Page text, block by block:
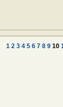
1 2 3 4 5 6 7 8 9 10